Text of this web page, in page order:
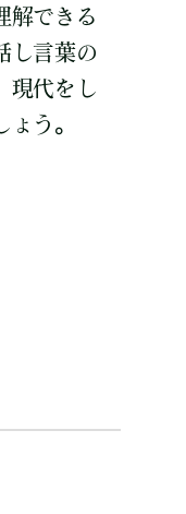
解できる
し言葉の
現代をし
う。